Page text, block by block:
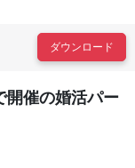
ダウンロード
開催の婚活パー